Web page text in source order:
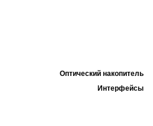
Оптический накопитель
Интерфейсы